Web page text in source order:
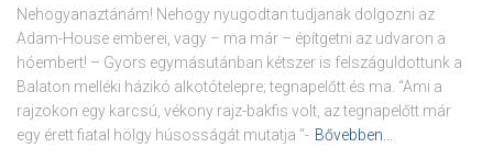
Nehogyanaztánám! Nehogy nyugodtan tudjanak dolgozni az
Adam-House emberei, vagy – ma már – építgetni az udvaron a
hóembert! – Gyors egymásutánban kétszer is felszáguldottunk a
Balaton melléki házikó alkotótelepre; tegnapelőtt és ma. “Ami a
rajzokon egy karcsú, vékony rajz-bakfis volt, az tegnapelőtt már
egy érett fiatal hölgy húsosságát mutatja “- Bővebben…